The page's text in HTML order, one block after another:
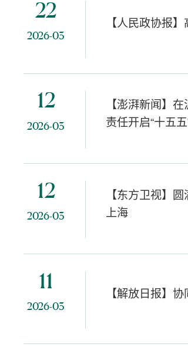
22
2026-03
【人民政协报
12
2026-03
【澎湃新闻】
责任开启“十五五
12
2026-03
【东方卫视】
上海
11
2026-03
【解放日报】